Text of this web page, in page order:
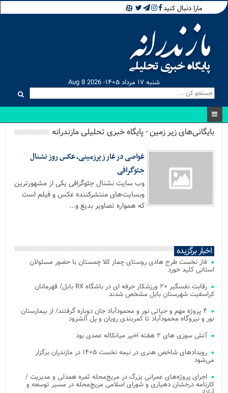
مارا دنبال کنید
شنبه ۱۷ مرداد ۱۴۰۵- Aug 8 2026
بایگانی‌های زیر زمین - پایگاه خبری تحلیلی مازندرانه
غواصی در غار زیرزمینی، عکس روز نشنال
جئوگرافی
وب سایت نشنال جئوگرافی یکی از مشهورترین
وبسایت‌های منتشرکننده عکس و فیلم است
که همواره تصاویر بدیع و...
اخبار برگزیده
فاز نخست طرح هادی روستای چماز کلا چمستان با حضور مسئولان
استانی کلید خورد
رقابت نفسگیر ۲۰ ورزشکار حرفه ای در باشگاه RX بابل/ قهرمانان
کراسفیت شهرستان بابل مشخص شدند
۴ پروژه مهم و حیاتی نور و محمودآباد جان دوباره گرفتند/ از بیمارستان
نور و نیروگاه محمودآباد تا کمربندی رویان و پل آلشرود
آتش‌ سوزی‌ های ۲ هفته اخیر میانکاله عمدی بود
رویدادهای شاخص هنری در نیمه نخست ۱۴۰۵ در مازندران برگزار
می‌شود
اجرای پروژه‌های عمرانی بزرگ در مریج‌محله ثمره همدلی و مدیریت /
کارنامه درخشان دهیاری و شورای اسلامی مریج‌محله در مسیر توسعه و